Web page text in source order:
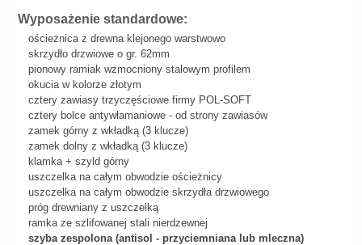
Wyposażenie standardowe:
ościeżnica z drewna klejonego warstwowo
skrzydło drzwiowe o gr. 62mm
pionowy ramiak wzmocniony stalowym profilem
okucia w kolorze złotym
cztery zawiasy trzyczęściowe firmy POL-SOFT
cztery bolce antywłamaniowe - od strony zawiasów
zamek górny z wkładką (3 klucze)
zamek dolny z wkładką (3 klucze)
klamka + szyld górny
uszczelka na całym obwodzie ościeżnicy
uszczelka na całym obwodzie skrzydła drzwiowego
próg drewniany z uszczelką
ramka ze szlifowanej stali nierdzewnej
szyba zespolona (antisol - przyciemniana lub mleczna)